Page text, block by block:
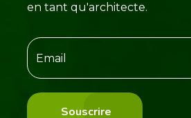
en tant qu'architecte.
Souscrire